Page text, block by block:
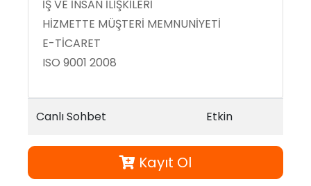
İŞ VE İNSAN İLİŞKİLERİ
HİZMETTE MÜŞTERİ MEMNUNİYETİ
E-TİCARET
ISO 9001 2008
Canlı Sohbet Etkin
Kayıt Ol